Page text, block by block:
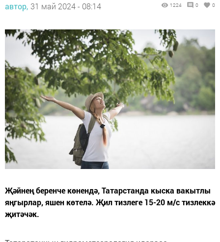
автор, 31 май 2024 - 08:14 1224 0 0
Җәйнең беренче көнендә, Татарстанда кыска вакытлы
яңгырлар, яшен көтелә. Җил тизлеге 15-20 м/с тизлеккә
җитәчәк.